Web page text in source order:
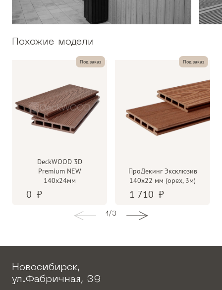
Похожие модели
Под заказ
DeckWOOD 3D
Premium NEW
140х24мм
0
Под заказ
ПроДекинг Эксклюзив
140х22 мм (орех, 3м)
1 710
1 / 3
Новосибирск,
ул.Фабричная, 39